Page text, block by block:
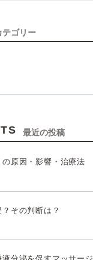
テゴリー
最近の投稿
原因・影響・治療法
その判断は？